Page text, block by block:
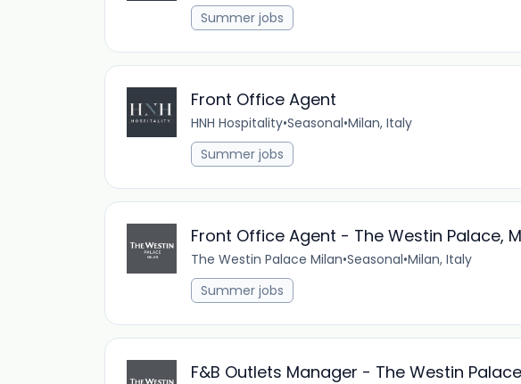
Summer jobs
Front Office Agent
HNH Hospitality•Seasonal•Milan, Italy
Summer jobs
Front Office Agent - The Westin Palace,
The Westin Palace Milan•Seasonal•Milan, Italy
Summer jobs
F&B Outlets Manager - The Westin